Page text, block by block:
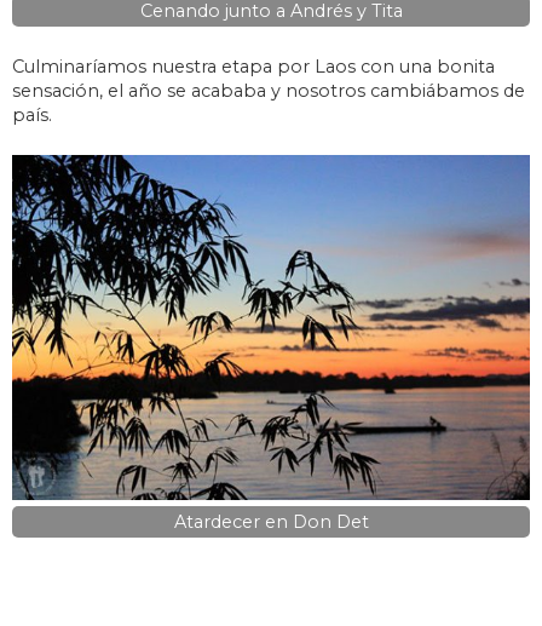
Cenando junto a Andrés y Tita
Culminaríamos nuestra etapa por Laos con una bonita
sensación, el año se acababa y nosotros cambiábamos de
país.
Atardecer en Don Det